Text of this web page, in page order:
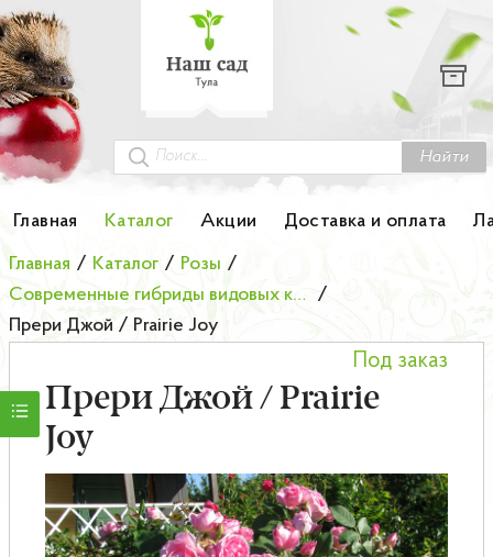
Найти
Главная Каталог Акции Доставка и оплата
Каталог
Гортензии
Грунты
Колоновидные деревья
Лук-севок
Мини-деревья
Главная / Каталог / Розы /
Современные гибриды видовых канадских роз /
Прери Джой / Prairie Joy
Прери Джой / Prairie
Joy
Под заказ